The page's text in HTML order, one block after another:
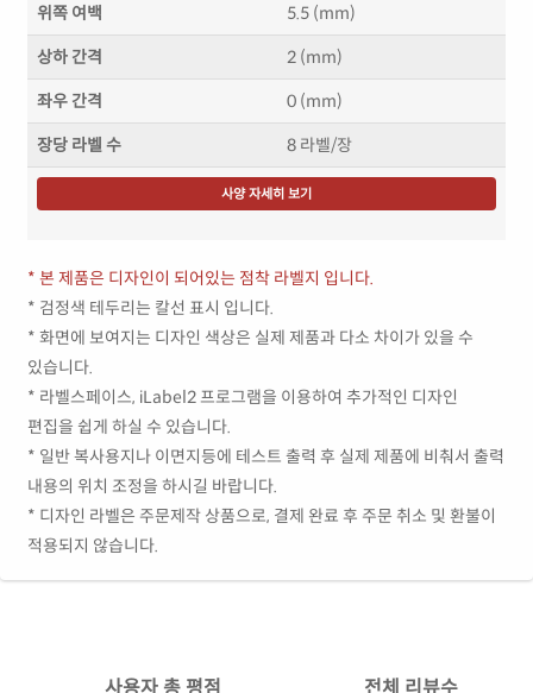
위쪽 여백 5.5 (mm)
상하 간격 2 (mm)
좌우 간격 0 (mm)
장당 라벨 수 8 라벨/장
사양 자세히 보기
* 본 제품은 디자인이 되어있는 점착 라벨지 입니다.
* 검정색 테두리는 칼선 표시 입니다.
* 화면에 보여지는 디자인 색상은 실제 제품과 다소 차이가 있을 수
있습니다.
* 라벨스페이스, iLabel2 프로그램을 이용하여 추가적인 디자인
편집을 쉽게 하실 수 있습니다.
* 일반 복사용지나 이면지등에 테스트 출력 후 실제 제품에 비춰서 출력
내용의 위치 조정을 하시길 바랍니다.
* 디자인 라벨은 주문제작 상품으로, 결제 완료 후 주문 취소 및 환불이
적용되지 않습니다.
사용자 총 평점 전체 리뷰수